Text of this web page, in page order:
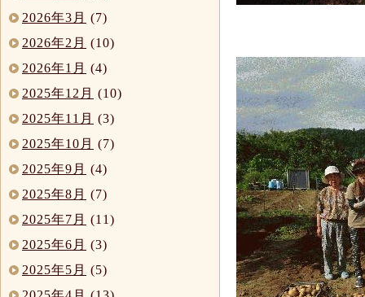
2026年3月 (7)
2026年2月 (10)
2026年1月 (4)
2025年12月 (10)
2025年11月 (3)
2025年10月 (7)
2025年9月 (4)
2025年8月 (7)
2025年7月 (11)
2025年6月 (3)
2025年5月 (5)